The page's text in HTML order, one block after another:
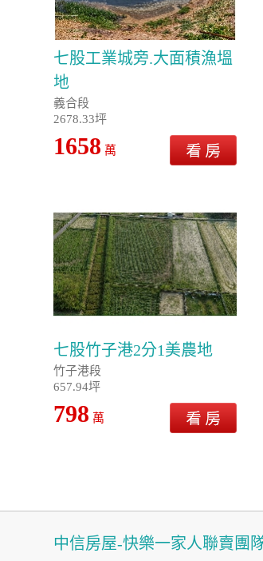
七股工業城旁.大面積漁塭
地
義合段
2678.33坪
1658 萬
七股竹子港2分1美農地
竹子港段
657.94坪
798 萬
中信房屋-快樂一家人聯賣團